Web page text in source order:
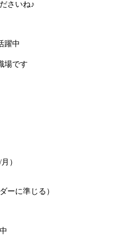
さいね♪
躍中
場です
）
ーに準じる）